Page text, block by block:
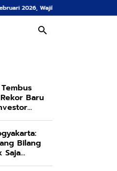
Harga Emas Antam Tembus
Baru
Bilang
Saja
puraan